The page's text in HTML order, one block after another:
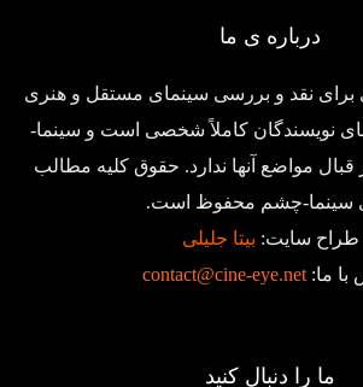
درباره ی ما
نقد و بررسی سینمای مستقل و هنری
نویسندگان کاملاً شخصی است و سینما-
مواضع آنها ندارد. حقوق کلیه مطالب
سینما-چشم محفوظ است.
طراح سایت: بیتا جلیلی
با ما:contact@cine-eye.net
ما را دنبال کنید